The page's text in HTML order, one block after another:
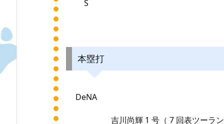
S
本塁打
DeNA
吉川尚輝 1 号（ 7 回表ツーラ